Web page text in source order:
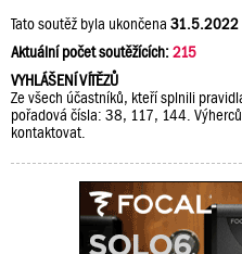
Tato soutěž byla ukončena 31.5.2022
Aktuální počet soutěžících:215
VYHLÁŠENÍ VÍTĚZŮ
Ze všech účastníků, kteří splnili
pořadová čísla: 38, 117, 144.
kontaktovat.